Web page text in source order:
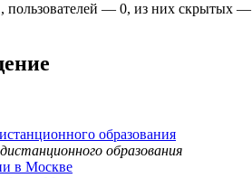
, пользователей — 0, из них скрытых —
образования
в Москве